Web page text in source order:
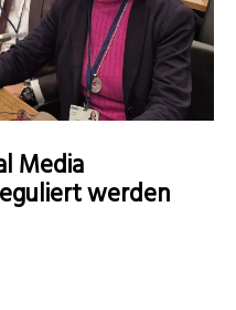
Media
werden